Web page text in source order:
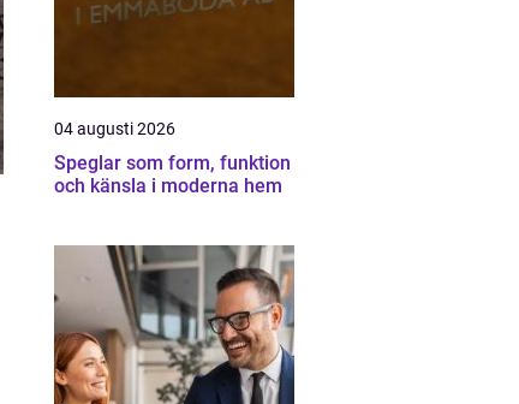
04 augusti 2026
Speglar som form, funktion
och känsla i moderna hem